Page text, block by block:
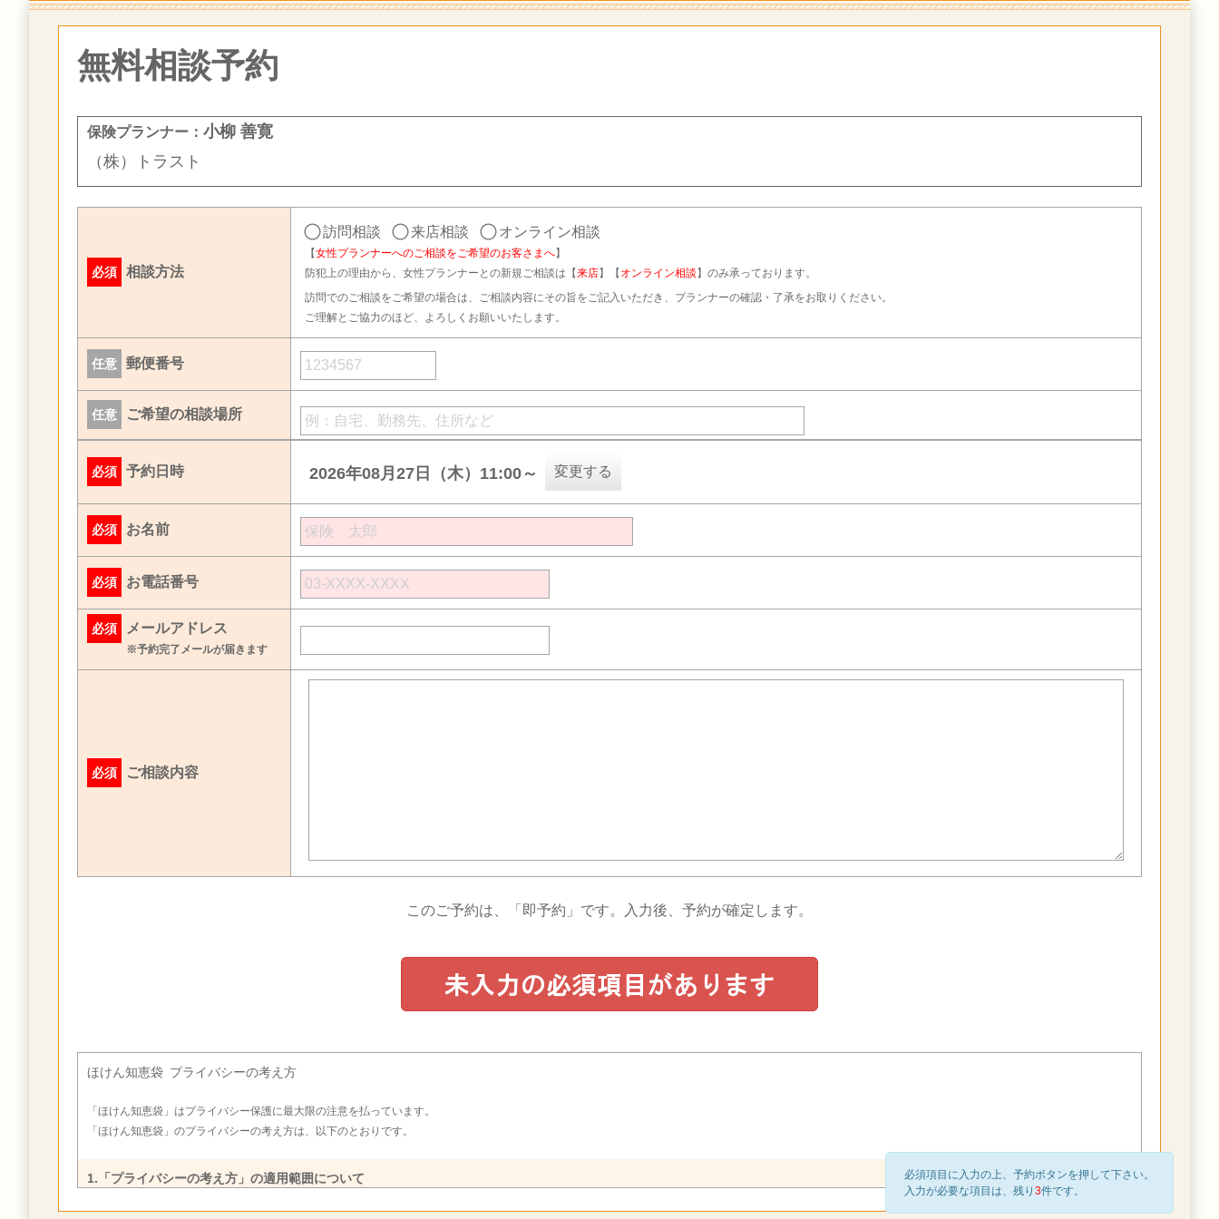
無料相談予約
保険プランナー： 小柳 善寛
（株）トラスト
必須 相談方法
訪問相談 来店相談 オンライン相談
【女性プランナーへのご相談をご希望のお客さまへ】
防犯上の理由から、女性プランナーとの新規ご相談は【来店】【 オンライン相談 】のみ承っております。
訪問でのご相談をご希望の場合は、ご相談内容にその旨をご記入いただき、プランナーの確認・了承をお取りください。
ご理解とご協力のほど、よろしくお願いいたします。
任意 郵便番号
任意 ご希望の相談場所
必須 予約日時 2026年08月27日（木）11:00～ 変更する
必須 お名前
必須 お電話番号
必須 メールアドレス
※予約完了メールが届きます
必須 ご相談内容
このご予約は、「即予約」です。 入力後、予約が確定します。
ほけん知恵袋 プライバシーの考え方
「ほけん知恵袋」はプライバシー保護に最大限の注意を払っています。
「ほけん知恵袋」のプライバシーの考え方は、以下のとおりです。
1.「プライバシーの考え方」の適用範囲について
必須項目に入力の上、予約ボタンを押して下さい。
入力が必要な項目は、残り 3件です。